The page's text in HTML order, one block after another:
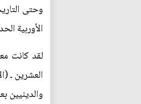
وحتى
الأوربية
لقد كانت
والدينيين